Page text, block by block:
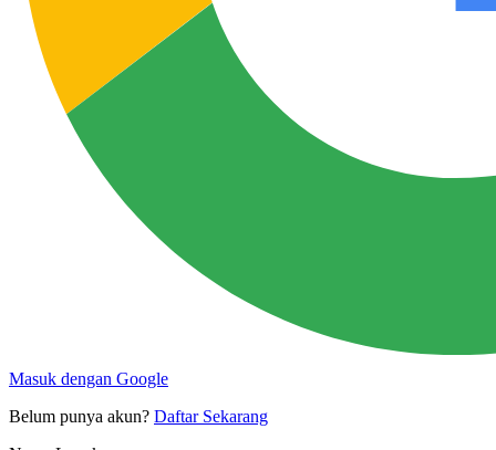
Masuk dengan Google
Belum punya akun? Daftar Sekarang